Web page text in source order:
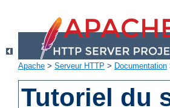
Apache > Serveur HTTP > Documentation
Tutoriel du